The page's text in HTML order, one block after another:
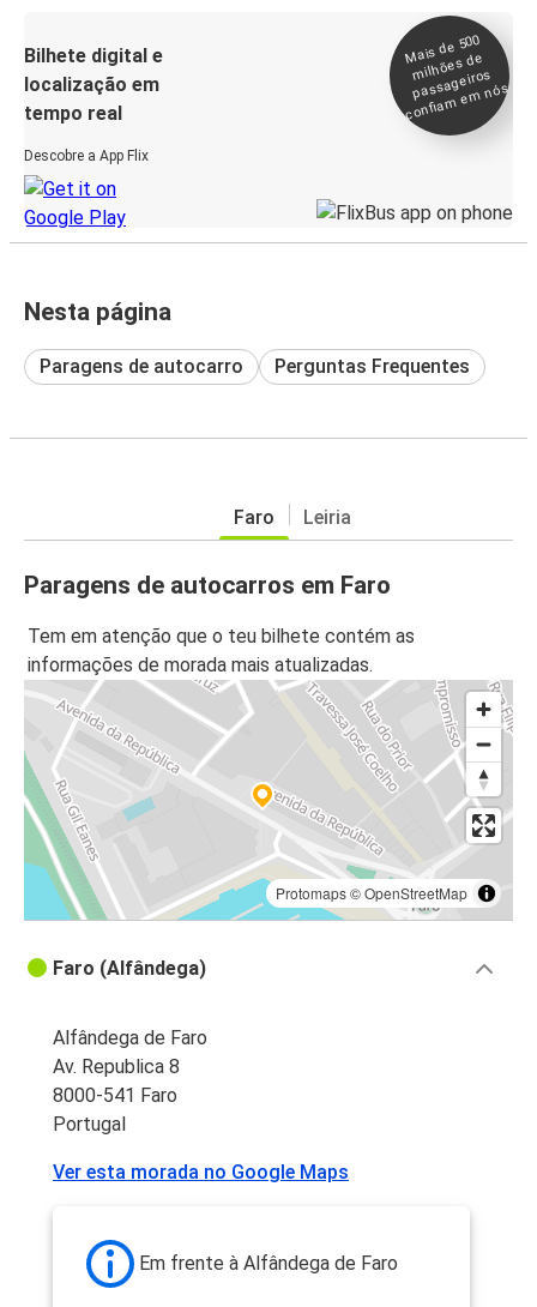
Bilhete digital e
localização em
tempo real
Descobre a App Flix
Mais de 500
milhões de
passageiros
confia
m e
m nós
Nesta página
Paragens de autocarro Perguntas Frequentes
Faro Leiria
Paragens de autocarros em Faro
Tem em atenção que o teu bilhete contém as
informações de morada mais atualizadas.
Protomaps©OpenStreetMap
Faro (Alfândega)
Alfândega de Faro
Av. Republica 8
8000-541 Faro
Portugal
Ver esta morada no Google Maps
Em frente à Alfândega de Faro